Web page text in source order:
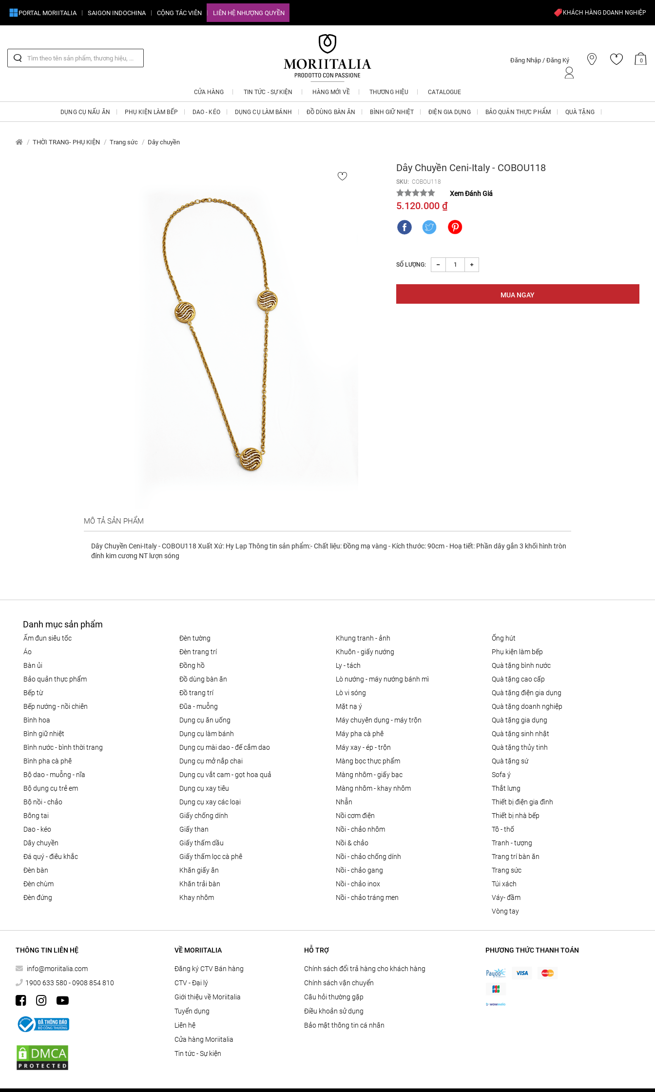
PORTAL MORIITALIA SAIGON INDOCHINA CỘNG TÁC VIÊN LIÊN HỆ NHƯỢNG QUYỀN KHÁCH HÀNG DOANH NGHIỆP
Đăng Nhập / Đăng Ký 0
CỬA HÀNG TIN TỨC - SỰ KIỆN HÀNG MỚI VỀ THƯƠNG HIỆU CATALOGUE
DỤNG CỤ NẤU ĂN PHỤ KIỆN LÀM BẾP DAO - KÉO DỤNG CỤ LÀM BÁNH ĐỒ DÙNG BÀN ĂN BÌNH GIỮ NHIỆT ĐIỆN GIA DỤNG BẢO QUẢN THỰC PHẨM QUÀ TẶNG
THỜI TRANG- PHỤ KIỆN Trang sức Dây chuyền
Dây Chuyền Ceni-Italy - COBOU118
SKU: COBOU118
Xem Đánh Giá
5.120.000 ₫
SỐ LƯỢNG:
MÔ TẢ SẢN PHẨM
Dây Chuyền Ceni-Italy - COBOU118 Xuất Xứ: Hy Lạp Thông tin sản phẩm:- Chất liệu: Đồng mạ vàng - Kích thước: 90cm - Hoạ tiết: Phần dây gắn 3 khối hình tròn
đính kim cương NT lượn sóng
Danh mục sản phẩm
ấm đun siêu tốc
áo
bàn ủi
bảo quản thực phẩm
bếp từ
bếp nướng - nồi chiên
bình hoa
bình giữ nhiệt
bình nước - bình thời trang
bình pha cà phê
bộ dao - muỗng - nĩa
bộ dụng cụ trẻ em
bộ nồi - chảo
bông tai
dao - kéo
dây chuyền
đá quý - điêu khắc
đèn bàn
đèn chùm
đèn đứng
đèn tường
đèn trang trí
đồng hồ
đồ dùng bàn ăn
đồ trang trí
đũa - muỗng
dụng cụ ăn uống
dụng cụ làm bánh
dụng cụ mài dao - đế cắm dao
dụng cụ mở nắp chai
dụng cụ vắt cam - gọt hoa quả
dụng cụ xay tiêu
dụng cụ xay các loại
giấy chống dính
giấy than
giấy thấm dầu
giấy thấm lọc cà phê
khăn giấy ăn
khăn trải bàn
khay nhôm
khung tranh - ảnh
khuôn - giấy nướng
ly - tách
lò nướng - máy nướng bánh mì
lò vi sóng
mặt nạ ý
máy chuyên dụng - máy trộn
máy pha cà phê
máy xay - ép - trộn
màng bọc thực phẩm
màng nhôm - giấy bạc
màng nhôm - khay nhôm
nhẫn
nồi cơm điện
nồi - chảo nhôm
nồi & chảo
nồi - chảo chống dính
nồi - chảo gang
nồi - chảo inox
nồi - chảo tráng men
ống hút
phụ kiện làm bếp
quà tặng bình nước
quà tặng cao cấp
quà tặng điện gia dụng
quà tặng doanh nghiệp
quà tặng gia dụng
quà tặng sinh nhật
quà tặng thủy tinh
quà tặng sứ
sofa ý
thắt lưng
thiết bị điện gia đình
thiết bị nhà bếp
tô - thố
tranh - tượng
trang trí bàn ăn
trang sức
túi xách
váy- đầm
vòng tay
THÔNG TIN LIÊN HỆ
info@moriitalia.com
1900 633 580 - 0908 854 810
VỀ MORIITALIA
Đăng ký CTV Bán hàng
CTV - Đại lý
Giới thiệu về Moriitalia
Tuyển dụng
Liên hệ
Cửa hàng Moriitalia
Tin tức - Sự kiện
HỖ TRỢ
Chính sách đổi trả hàng cho khách hàng
Chính sách vận chuyển
Câu hỏi thường gặp
Điều khoản sử dụng
Bảo mật thông tin cá nhân
PHƯƠNG THỨC THANH TOÁN